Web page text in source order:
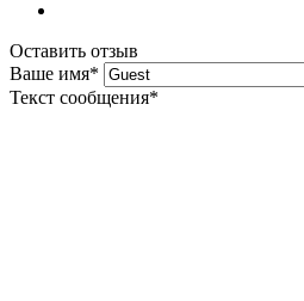
Оставить отзыв
Ваше имя*
Текст сообщения*